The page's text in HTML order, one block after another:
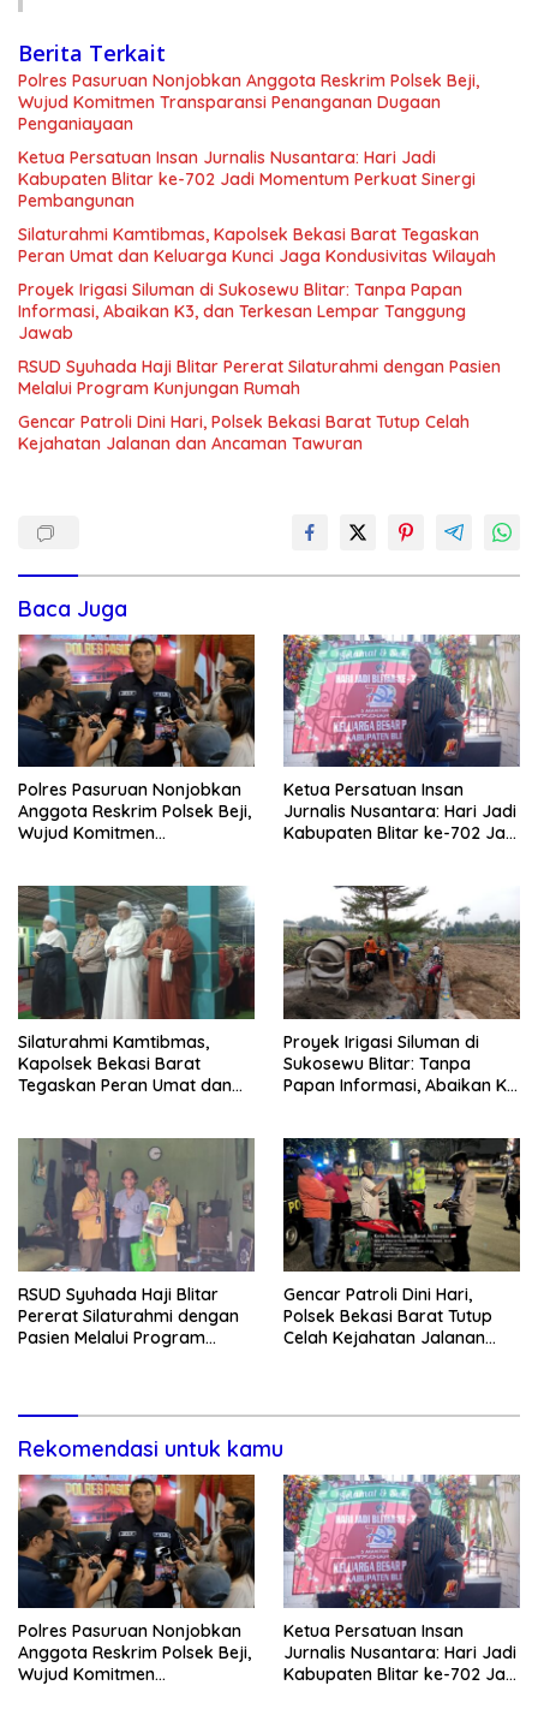
Berita Terkait
Polres Pasuruan Nonjobkan Anggota Reskrim Polsek Beji,
Wujud Komitmen Transparansi Penanganan Dugaan
Penganiayaan
Ketua Persatuan Insan Jurnalis Nusantara: Hari Jadi
Kabupaten Blitar ke-702 Jadi Momentum Perkuat Sinergi
Pembangunan
Silaturahmi Kamtibmas, Kapolsek Bekasi Barat Tegaskan
Peran Umat dan Keluarga Kunci Jaga Kondusivitas Wilayah
Proyek Irigasi Siluman di Sukosewu Blitar: Tanpa Papan
Informasi, Abaikan K3, dan Terkesan Lempar Tanggung
Jawab
RSUD Syuhada Haji Blitar Pererat Silaturahmi dengan Pasien
Melalui Program Kunjungan Rumah
Gencar Patroli Dini Hari, Polsek Bekasi Barat Tutup Celah
Kejahatan Jalanan dan Ancaman Tawuran
Baca Juga
Polres Pasuruan Nonjobkan
Anggota Reskrim Polsek Beji,
Wujud Komitmen
Ketua Persatuan Insan
Jurnalis Nusantara: Hari Jadi
Kabupaten Blitar ke-702 Jadi
Silaturahmi Kamtibmas,
Kapolsek Bekasi Barat
Tegaskan Peran Umat dan
Proyek Irigasi Siluman di
Sukosewu Blitar: Tanpa
Papan Informasi, Abaikan K3,
RSUD Syuhada Haji Blitar
Pererat Silaturahmi dengan
Pasien Melalui Program
Gencar Patroli Dini Hari,
Polsek Bekasi Barat Tutup
Celah Kejahatan Jalanan
Rekomendasi untuk kamu
Polres Pasuruan Nonjobkan
Anggota Reskrim Polsek Beji,
Wujud Komitmen
Ketua Persatuan Insan
Jurnalis Nusantara: Hari Jadi
Kabupaten Blitar ke-702 Jadi